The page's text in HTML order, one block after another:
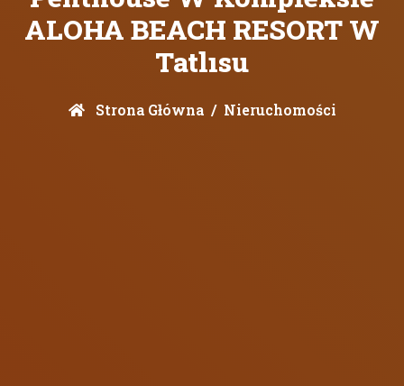
ALOHA BEACH RESORT W
Tatlısu
Strona Główna Nieruchomości